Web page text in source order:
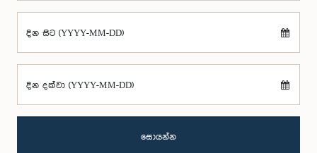
දින සිට (YYYY-MM-DD)
දින දක්වා (YYYY-MM-DD)
සොයන්න